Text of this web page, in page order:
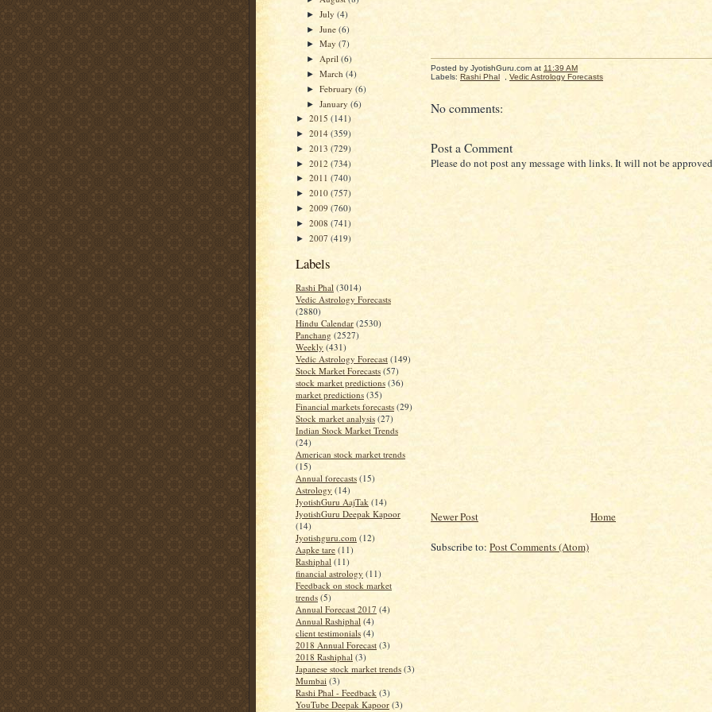
►July(4)
►June(6)
►May(7)
► April(6)
►March(4)
►February(6)
►January(6)
► 2015 (141)
► 2014 (359)
► 2013 (729)
► 2012 (734)
► 2011 (740)
► 2010 (757)
► 2009 (760)
► 2008 (741)
► 2007 (419)
Labels
Rashi Phal (3014)
Vedic Astrology Forecasts
(2880)
Hindu Calendar (2530)
Panchang (2527)
Weekly (431)
Vedic Astrology Forecast (149)
Stock Market Forecasts (57)
stock market predictions (36)
market predictions (35)
Financial markets forecasts (29)
Stock market analysis (27)
Indian Stock Market Trends
(24)
American stock market trends
(15)
Annual forecasts (15)
Astrology (14)
JyotishGuru AajTak (14)
JyotishGuru Deepak Kapoor
(14)
Jyotishguru.com (12)
Aapke tare (11)
Rashiphal (11)
financial astrology (11)
Feedback on stock market
trends (5)
Annual Forecast 2017 (4)
Annual Rashiphal (4)
client testimonials (4)
2018 Annual Forecast (3)
2018 Rashiphal (3)
Japanese stock market trends (3)
Mumbai (3)
Rashi Phal - Feedback (3)
YouTube Deepak Kapoor (3)
Posted by JyotishGuru.com at 11:39 AM
Labels: Rashi Phal Vedic Astrology Forecasts
No comments:
Post a Comment
Please do not post any message with links. It will not be
Newer Post Home
Subscribe to: Post Comments (Atom)